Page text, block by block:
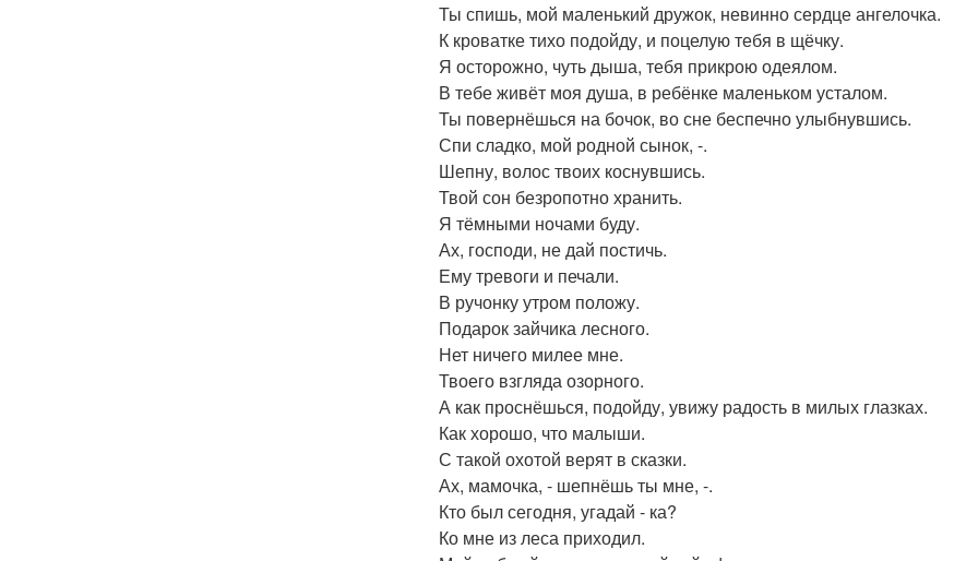
Ты спишь, мой маленький дружок, невинно сердце ангелочка.
К кроватке тихо подойду, и поцелую тебя в щёчку.
Я осторожно, чуть дыша, тебя прикрою одеялом.
В тебе живёт моя душа, в ребёнке маленьком усталом.
Ты повернёшься на бочок, во сне беспечно улыбнувшись.
Спи сладко, мой родной сынок, -.
Шепну, волос твоих коснувшись.
Твой сон безропотно хранить.
Я тёмными ночами буду.
Ах, господи, не дай постичь.
Ему тревоги и печали.
В ручонку утром положу.
Подарок зайчика лесного.
Нет ничего милее мне.
Твоего взгляда озорного.
А как проснёшься, подойду, увижу радость в милых глазках.
Как хорошо, что малыши.
С такой охотой верят в сказки.
Ах, мамочка, - шепнёшь ты мне, -.
Кто был сегодня, угадай - ка?
Ко мне из леса приходил.